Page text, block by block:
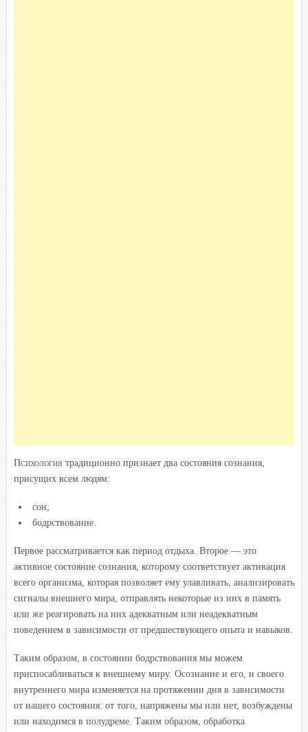
Психология традиционно признает два состояния сознания,
присущих всем людям:
сон;
бодрствование.
Первое рассматривается как период отдыха. Второе — это
активное состояние сознания, которому соответствует активация
всего организма, которая позволяет ему улавливать, анализировать
сигналы внешнего мира, отправлять некоторые из них в память
или же реагировать на них адекватным или неадекватным
поведением в зависимости от предшествующего опыта и навыков.
Таким образом, в состоянии бодрствования мы можем
приспосабливаться к внешнему миру. Осознание и его, и своего
внутреннего мира изменяется на протяжении дня в зависимости
от нашего состояния: от того, напряжены мы или нет, возбуждены
или находимся в полудреме. Таким образом, обработка